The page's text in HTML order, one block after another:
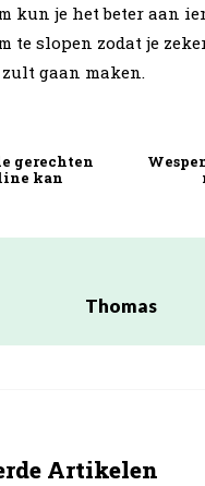
kun je het beter aan
te slopen zodat je
zult gaan maken.
gerechten
kan
Thomas
Artikelen